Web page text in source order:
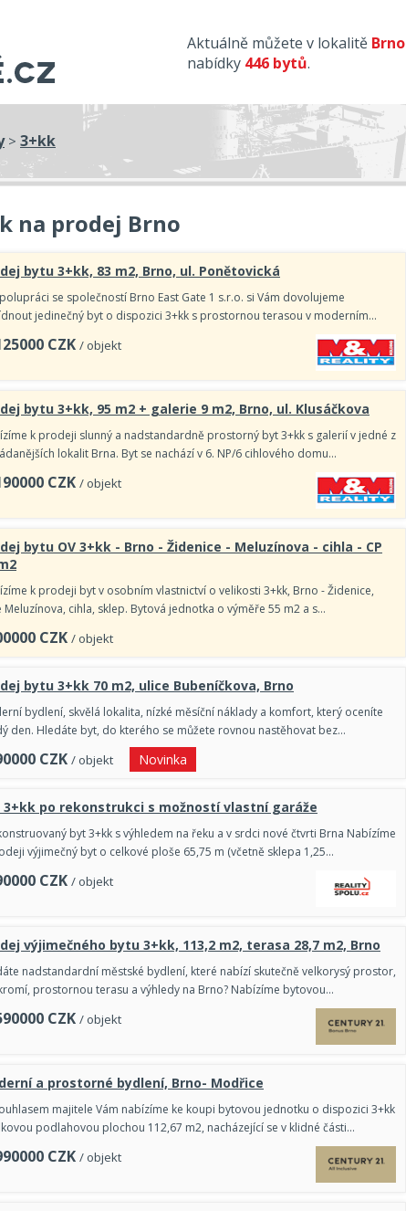
Aktuálně můžete v lokalitě Brno
nabídky 446 bytů.
> 3+kk
na prodej Brno
bytu 3+kk, 83 m2, Brno, ul. Ponětovická
se společností Brno East Gate 1 s.r.o. si Vám dovolujeme
jedinečný byt o dispozici 3+kk s prostornou terasou v moderním…
CZK / objekt
bytu 3+kk, 95 m2 + galerie 9 m2, Brno, ul. Klusáčkova
k prodeji slunný a nadstandardně prostorný byt 3+kk s galerií v jedné z
lokalit Brna. Byt se nachází v 6. NP/6 cihlového domu…
CZK / objekt
bytu OV 3+kk - Brno - Židenice - Meluzínova - cihla - CP
k prodeji byt v osobním vlastnictví o velikosti 3+kk, Brno - Židenice,
Meluzínova, cihla, sklep. Bytová jednotka o výměře 55 m2 a s…
CZK / objekt
bytu 3+kk 70 m2, ulice Bubeníčkova, Brno
bydlení, skvělá lokalita, nízké měsíční náklady a komfort, který oceníte
den. Hledáte byt, do kterého se můžete rovnou nastěhovat bez…
CZK / objekt Novinka
3+kk po rekonstrukci s možností vlastní garáže
byt 3+kk s výhledem na řeku a v srdci nové čtvrti Brna Nabízíme
výjimečný byt o celkové ploše 65,75 m (včetně sklepa 1,25…
CZK / objekt
výjimečného bytu 3+kk, 113,2 m2, terasa 28,7 m2, Brno
nadstandardní městské bydlení, které nabízí skutečně velkorysý prostor,
prostornou terasu a výhledy na Brno? Nabízíme bytovou…
CZK / objekt
a prostorné bydlení, Brno- Modřice
majitele Vám nabízíme ke koupi bytovou jednotku o dispozici 3+kk
podlahovou plochou 112,67 m2, nacházející se v klidné části…
CZK / objekt